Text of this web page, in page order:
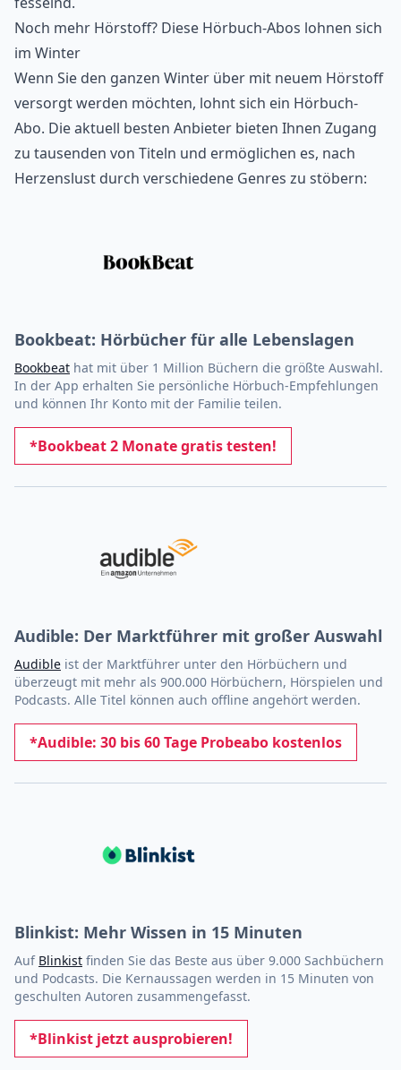
Noch mehr Hörstoff? Diese Hörbuch-Abos lohnen sich
im Winter
Wenn Sie den ganzen Winter über mit neuem Hörstoff
versorgt werden möchten, lohnt sich ein Hörbuch-
Abo. Die aktuell besten Anbieter bieten Ihnen Zugang
zu tausenden von Titeln und ermöglichen es, nach
Herzenslust durch verschiedene Genres zu stöbern:
Bookbeat: Hörbücher für alle Lebenslagen
Bookbeat hat mit über 1 Million Büchern die größte Auswahl.
In der App erhalten Sie persönliche Hörbuch-Empfehlungen
und können Ihr Konto mit der Familie teilen.
*Bookbeat 2 Monate gratis testen!
Audible: Der Marktführer mit großer Auswahl
Audible ist der Marktführer unter den Hörbüchern und
überzeugt mit mehr als 900.000 Hörbüchern, Hörspielen und
Podcasts. Alle Titel können auch offline angehört werden.
*Audible: 30 bis 60 Tage Probeabo kostenlos
Blinkist: Mehr Wissen in 15 Minuten
Auf Blinkist finden Sie das Beste aus über 9.000 Sachbüchern
und Podcasts. Die Kernaussagen werden in 15 Minuten von
geschulten Autoren zusammengefasst.
*Blinkist jetzt ausprobieren!